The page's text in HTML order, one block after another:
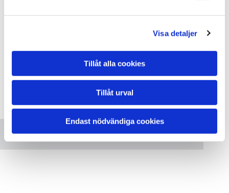
Visa detaljer
Tillåt alla cookies
Tillåt urval
Endast nödvändiga cookies
Vänligen acceptera marknadsföringscookies för
att se denna karta.
Accept cookies